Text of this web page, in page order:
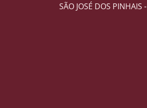
SÃO JOSÉ DOS PINHAIS